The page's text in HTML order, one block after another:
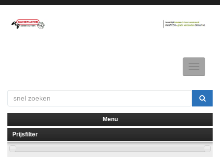
Toggle
▼
Menu
Prijsfilter